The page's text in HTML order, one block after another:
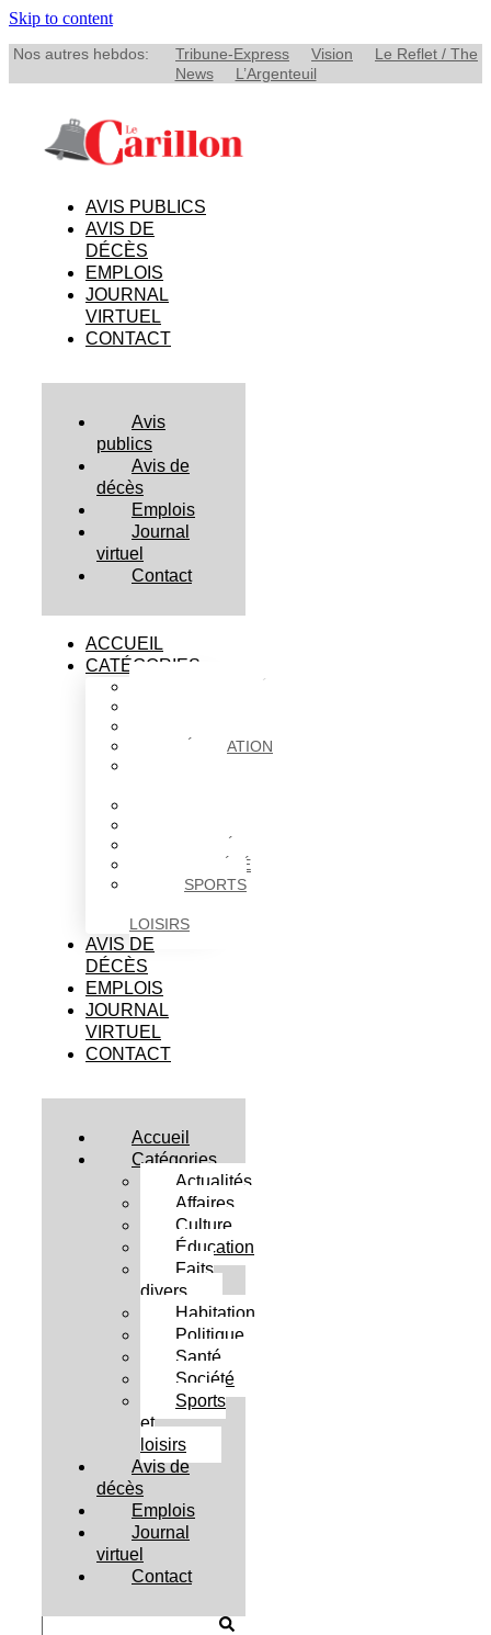
Skip to content
Nos autres hebdos: Tribune-Express Vision
Le Reflet / The
News
L’Argenteuil
AVIS PUBLICS
AVIS DE
DÉCÈS
EMPLOIS
JOURNAL
VIRTUEL
CONTACT
Avis
publics
Avis de
décès
Emplois
Journal
virtuel
Contact
ACCUEIL
CATÉGORIES
ÉDUCATION
SOCIÉTÉ
SPORTS
LOISIRS
AVIS DE
DÉCÈS
EMPLOIS
JOURNAL
VIRTUEL
CONTACT
Accueil
Catégories
Actualités
Affaires
Culture
Éducation
Faits
divers
Habitation
Politique
Santé
Société
Sports
et
loisirs
Avis de
décès
Emplois
Journal
virtuel
Contact